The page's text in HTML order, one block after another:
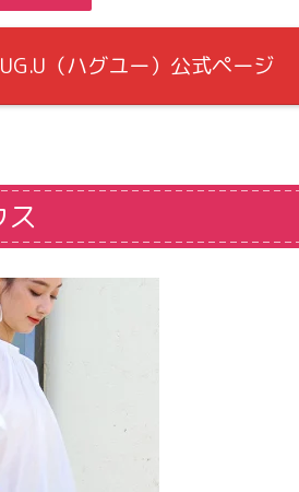
（ハグユー）公式ページ